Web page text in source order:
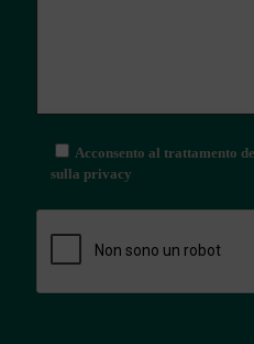
Acconsento al trattamento
sulla privacy